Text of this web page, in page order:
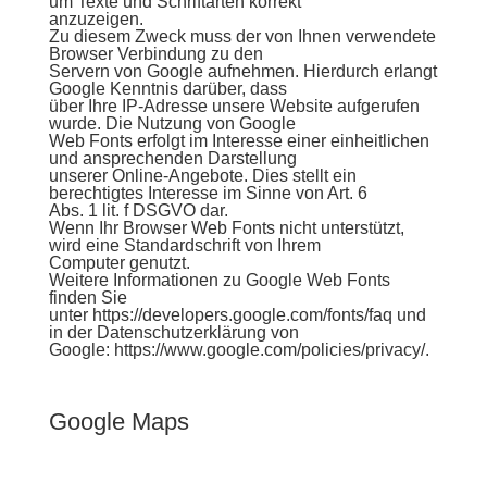
anzuzeigen.
Zu diesem Zweck muss der von Ihnen verwendete
Browser Verbindung zu den
Servern von Google aufnehmen. Hierdurch erlangt
Google Kenntnis darüber, dass
über Ihre IP-Adresse unsere Website aufgerufen
wurde. Die Nutzung von Google
Web Fonts erfolgt im Interesse einer einheitlichen
und ansprechenden Darstellung
unserer Online-Angebote. Dies stellt ein
berechtigtes Interesse im Sinne von Art. 6
Abs. 1 lit. f DSGVO dar.
Wenn Ihr Browser Web Fonts nicht unterstützt,
wird eine Standardschrift von Ihrem
Computer genutzt.
Weitere Informationen zu Google Web Fonts
finden Sie
unter https://developers.google.com/fonts/faq und
in der Datenschutzerklärung von
Google: https://www.google.com/policies/privacy/.
Google Maps